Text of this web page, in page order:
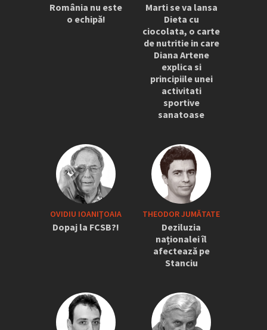
România nu este
o echipă!
Marti se va lansa
Dieta cu
ciocolata, o carte
de nutritie in care
Diana Artene
explica si
principiile unei
activitati
sportive
sanatoase
OVIDIU IOANIŢOAIA
Dopaj la FCSB?!
THEODOR JUMĂTATE
Deziluzia
naționalei îl
afectează pe
Stanciu